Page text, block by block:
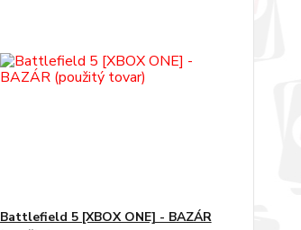
Battlefield 5 [XBOX ONE] - BAZÁR